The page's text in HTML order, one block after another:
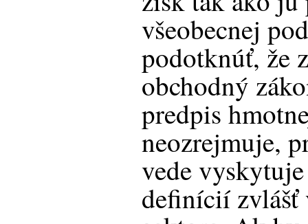
všeobecnej
podotknúť, že
obchodný
predpis
neozrejmuje,
vede
definícií zvlášť